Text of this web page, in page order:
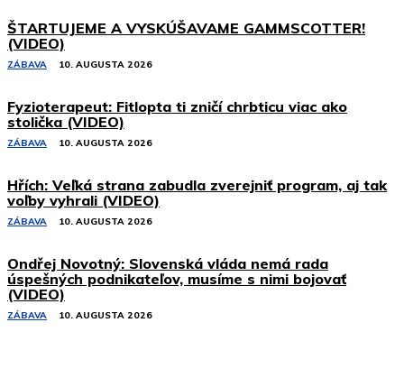
ŠTARTUJEME A VYSKÚŠAVAME GAMMSCOTTER!
(VIDEO)
ZÁBAVA 10. AUGUSTA 2026
Fyzioterapeut: Fitlopta ti zničí chrbticu viac ako
stolička (VIDEO)
ZÁBAVA 10. AUGUSTA 2026
Hřích: Veľká strana zabudla zverejniť program, aj tak
voľby vyhrali (VIDEO)
ZÁBAVA 10. AUGUSTA 2026
Ondřej Novotný: Slovenská vláda nemá rada
úspešných podnikateľov, musíme s nimi bojovať
(VIDEO)
ZÁBAVA 10. AUGUSTA 2026